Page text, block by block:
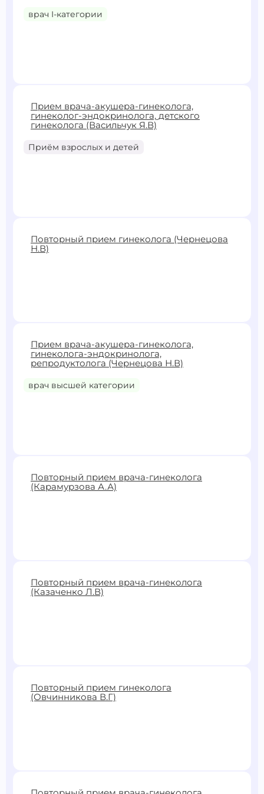
врач I-категории
2600 ₽ 3000 ₽
Записаться
Прием врача-акушера-гинеколога,
гинеколог-эндокринолога, детского
гинеколога (Васильчук Я.В)
Приём взрослых и детей
2600 ₽
Записаться
Повторный прием гинеколога (Чернецова
Н.В)
2800 ₽
Записаться
Прием врача-акушера-гинеколога,
гинеколога-эндокринолога,
репродуктолога (Чернецова Н.В)
врач высшей категории
3000 ₽ 3500 ₽
Записаться
Повторный прием врача-гинеколога
(Карамурзова А.А)
2800 ₽
Записаться
Повторный прием врача-гинеколога
(Казаченко Л.В)
2600 ₽
Записаться
Повторный прием гинеколога
(Овчинникова В.Г)